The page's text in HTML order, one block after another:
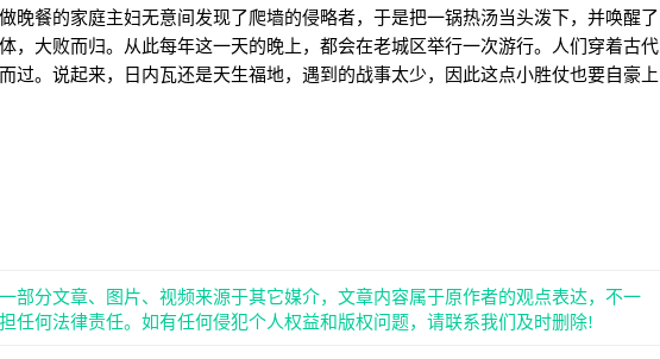
晚餐的家庭主妇无意间发现了爬墙的侵略者，于是把一锅热汤当头泼下，并唤醒了
，大败而归。从此每年这一天的晚上，都会在老城区举行一次游行。人们穿着古代
过。说起来，日内瓦还是天生福地，遇到的战事太少，因此这点小胜仗也要自豪上
部分文章、图片、视频来源于其它媒介，文章内容属于原作者的观点表达，不一
任何法律责任。如有任何侵犯个人权益和版权问题，请联系我们及时删除!